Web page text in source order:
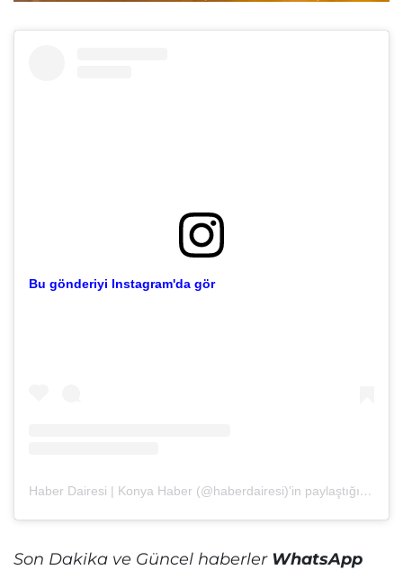
Bu gönderiyi Instagram'da gör
Haber Dairesi | Konya Haber (@haberdairesi)'in paylaştığı bir gönderi
Son Dakika ve Güncel haberler WhatsApp